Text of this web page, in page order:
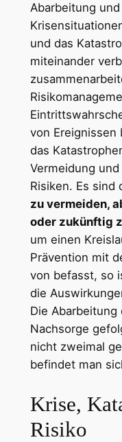
Abarbeitung
und das
miteinander
von
das
Vermeidung
Risiken. Es sind
zu vermeiden,
oder zukünftig
um einen
Prävention mit
von befasst, so
die
Die
Nachsorge
nicht zweimal
befindet man
Krise,
Risiko